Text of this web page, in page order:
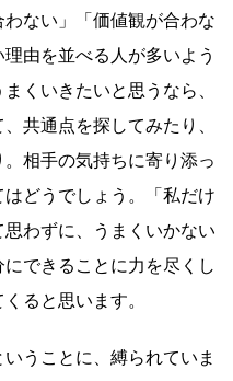
わない」「価値観が合わな
由を並べる人が多いよう
くいきたいと思うなら、
共通点を探してみたり、
相手の気持ちに寄り添っ
どうでしょう。「私だけ
わずに、うまくいかない
できることに力を尽くし
ると思います。
うことに、縛られていま